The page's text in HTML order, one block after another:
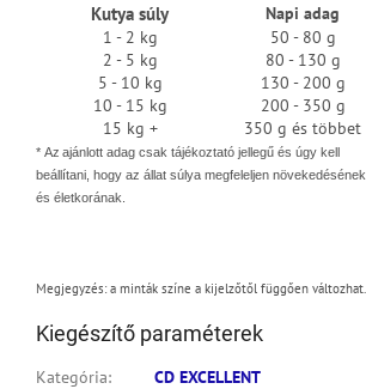
Kutya súly
Napi adag
1 - 2 kg
50 - 80 g
2 - 5 kg
80 - 130 g
5 - 10 kg
130 - 200 g
10 - 15 kg
200 - 350 g
15 kg +
350 g és többet
* Az ajánlott adag csak tájékoztató jellegű és úgy kell
beállítani, hogy az állat súlya megfeleljen növekedésének
és életkorának.
Megjegyzés: a minták színe a kijelzőtől függően változhat.
Kiegészítő paraméterek
Kategória:
CD EXCELLENT